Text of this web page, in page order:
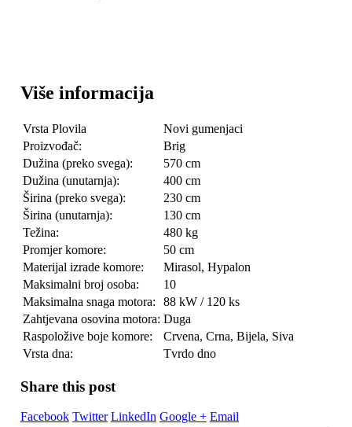
Više informacija
Vrsta Plovila
Novi gumenjaci
Proizvođač:
Brig
Dužina (preko svega):
570 cm
Dužina (unutarnja):
400 cm
Širina (preko svega):
230 cm
Širina (unutarnja):
130 cm
Težina:
480 kg
Promjer komore:
50 cm
Materijal izrade komore:
Mirasol, Hypalon
Maksimalni broj osoba:
10
Maksimalna snaga motora:
88 kW / 120 ks
Zahtjevana osovina motora: Duga
Raspoložive boje komore:
Crvena, Crna, Bijela, Siva
Vrsta dna:
Tvrdo dno
Share this post
Facebook Twitter LinkedIn Google + Email